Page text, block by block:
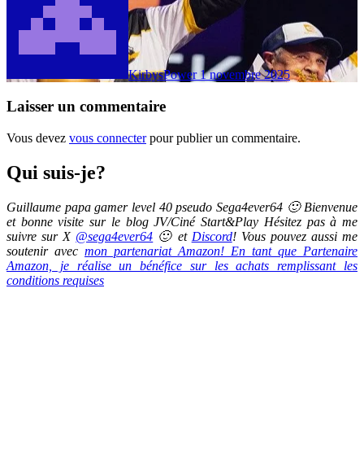
KirbysPower 1 novembre 2025
Laisser un commentaire
Vous devez vous connecterpour publier un commentaire.
Qui suis-je?
Guillaume papa gamer level 40 pseudo Sega4ever64 🙂 Bienvenue
et bonne visite sur le blog JV/Ciné Start&Play Hésitez pas à me
suivre sur X @sega4ever64 🙂 et Discord! Vous pouvez aussi me
soutenir avec mon partenariat Amazon! En tant que Partenaire
Amazon, je réalise un bénéfice sur les achats remplissant les
conditions requises